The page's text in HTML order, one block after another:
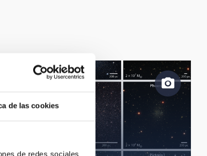
de las cookies
de redes sociales